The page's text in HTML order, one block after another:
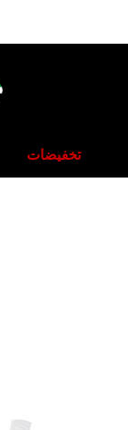
تخفيضات